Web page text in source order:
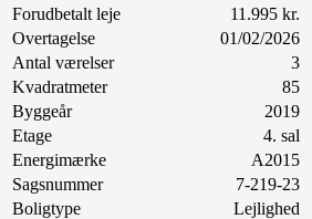
Forudbetalt leje
11.995 kr.
Overtagelse
01/02/2026
Antal værelser
3
Kvadratmeter
85
Byggeår
2019
Etage
4. sal
Energimærke
A2015
Sagsnummer
7-219-23
Boligtype
Lejlighed